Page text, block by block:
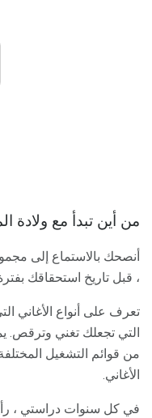
من أين تبدأ مع ولادة
أنصحك بالاستماع إلى
، قبل تاريخ استحقاقك
تعرف على أنواع الأغاني
التي تجعلك تغني وترقص.
من قوائم التشغيل
الأغاني.
في كل سنوات دراستي ،